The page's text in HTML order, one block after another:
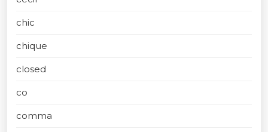
chic
chique
closed
co
comma